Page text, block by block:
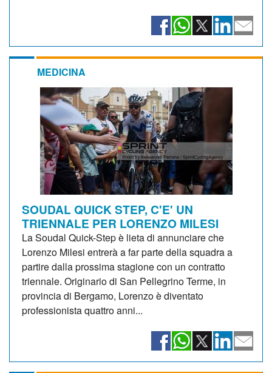
MEDICINA
SOUDAL QUICK STEP, C'E' UN
TRIENNALE PER LORENZO MILESI
La Soudal Quick-Step è lieta di annunciare che
Lorenzo Milesi entrerà a far parte della squadra a
partire dalla prossima stagione con un contratto
triennale. Originario di San Pellegrino Terme, in
provincia di Bergamo, Lorenzo è diventato
professionista quattro anni...